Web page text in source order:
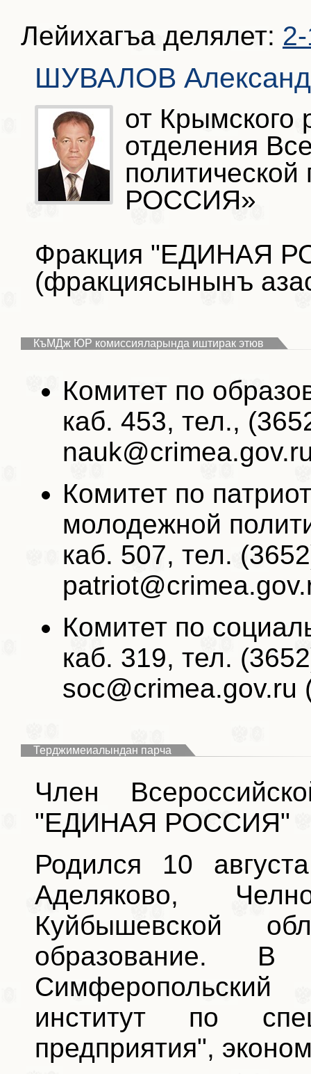
Лейихагъа делялет:
ШУВАЛОВ
от Крымского
отделения
РОССИЯ»
Фракция "ЕДИНАЯ
(фракциясынынъ
КъМДж ЮР комиссияларында иштирак этюв
Комитет по
каб. 453, тел.,
Комитет по
молодежной
каб. 507, тел.
Комитет по
каб. 319, тел.
soc@crimea.gov.ru
Терджимеиалындан парча
Член
"ЕДИНАЯ РОССИЯ"
Родился 10
Аделяково,
Куйбышевской
образование.
Симферопольский
институт по
предприятия",